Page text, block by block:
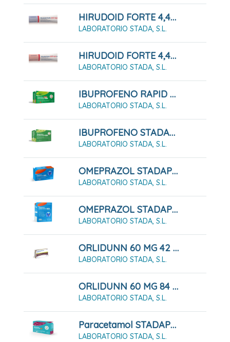
HIRUDOID FORTE 4,45 Mg/g GEL , 1 Tubo De 60 G
LABORATORIO STADA, S.L.
HIRUDOID FORTE 4,45 Mg/g POMADA , 1 Tubo De 60 G
LABORATORIO STADA, S.L.
IBUPROFENO RAPID STADAPHARM 400 MG CÁPSULAS BLANDAS
LABORATORIO STADA, S.L.
IBUPROFENO STADAPHARM 400 MG 20 SOBRE DE SUSPENSIÓN ORAL
LABORATORIO STADA, S.L.
OMEPRAZOL STADAPHARM 20 MG 7 CÁPSULAS DURAS GASTRORRESISTENTES
LABORATORIO STADA, S.L.
OMEPRAZOL STADAPHARM 20 MG 7 CÁPSULAS DURAS GASTRORRESISTENTES FRASCO
LABORATORIO STADA, S.L.
ORLIDUNN 60 MG 42 CÁPSULAS DURAS
LABORATORIO STADA, S.L.
ORLIDUNN 60 MG 84 CÁPSULAS DURAS
LABORATORIO STADA, S.L.
Paracetamol STADAPHARM 1 G 10 Comprimidos EFG
LABORATORIO STADA, S.L.